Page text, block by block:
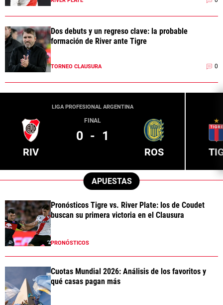
Dos debuts y un regreso clave: la probable
formación de River ante Tigre
TORNEO CLAUSURA 0
LIGA PROFESIONAL ARGENTINA
RIV
FINAL
0 - 1
ROS
APUESTAS
Pronósticos Tigre vs. River Plate: los de Coudet
buscan su primera victoria en el Clausura
PRONÓSTICOS
Cuotas Mundial 2026: Análisis de los favoritos y
qué casas pagan más